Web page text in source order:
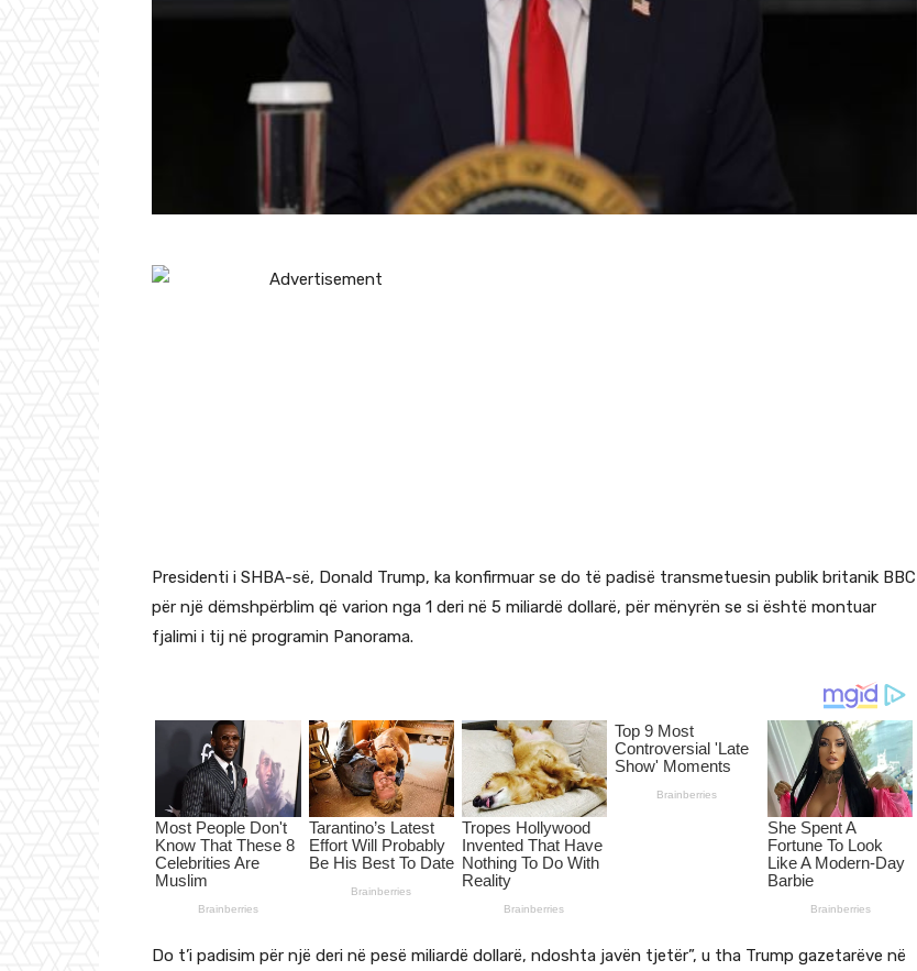
Presidenti i SHBA-së, Donald Trump, ka konfirmuar se do të padisë transmetuesin publik britanik BBC
për një dëmshpërblim që varion nga 1 deri në 5 miliardë dollarë, për mënyrën se si është montuar
fjalimi i tij në programin Panorama.
Do t’i padisim për një deri në pesë miliardë dollarë, ndoshta javën tjetër”, u tha Trump gazetarëve në